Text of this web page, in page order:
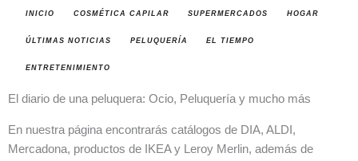
INICIO COSMÉTICA CAPILAR SUPERMERCADOS HOGAR
ÚLTIMAS NOTICIAS PELUQUERÍA EL TIEMPO
ENTRETENIMIENTO
El diario de una peluquera: Ocio, Peluquería y mucho más
En nuestra página encontrarás catálogos de DIA, ALDI,
Mercadona, productos de IKEA y Leroy Merlin, además de